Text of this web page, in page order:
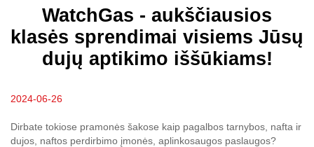
WatchGas - aukščiausios
klasės sprendimai visiems Jūsų
dujų aptikimo iššūkiams!
2024-06-26
Dirbate tokiose pramonės šakose kaip pagalbos tarnybos, nafta ir
dujos, naftos perdirbimo įmonės, aplinkosaugos paslaugos?